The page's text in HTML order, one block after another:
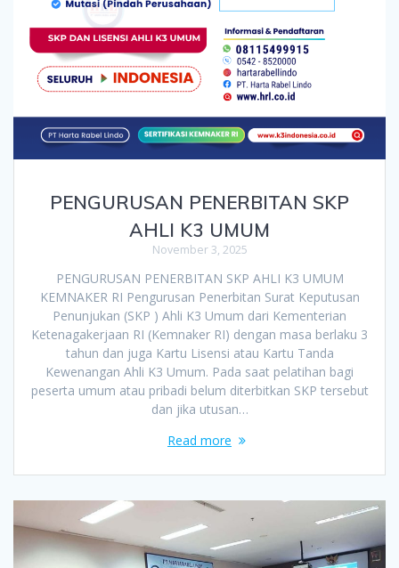
PENGURUSAN PENERBITAN SKP
AHLI K3 UMUM
November 3, 2025
PENGURUSAN PENERBITAN SKP AHLI K3 UMUM
KEMNAKER RI Pengurusan Penerbitan Surat Keputusan
Penunjukan (SKP ) Ahli K3 Umum dari Kementerian
Ketenagakerjaan RI (Kemnaker RI) dengan masa berlaku 3
tahun dan juga Kartu Lisensi atau Kartu Tanda
Kewenangan Ahli K3 Umum. Pada saat pelatihan bagi
peserta umum atau pribadi belum diterbitkan SKP tersebut
dan jika utusan…
Read more